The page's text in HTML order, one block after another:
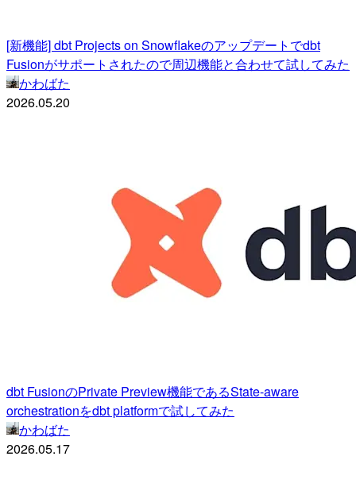
[新機能] dbt Projects on Snowflakeのアップデートでdbt
Fusionがサポートされたので周辺機能と合わせて試してみた
かわばた
2026.05.20
dbt FusionのPrivate Preview機能であるState-aware
orchestrationをdbt platformで試してみた
かわばた
2026.05.17